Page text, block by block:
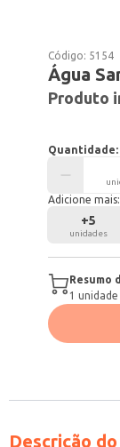
Código: 5154
Água
Produto
Quantidade:
Adicione mais:
+5
unidades
Resumo
1 unidade
Descrição